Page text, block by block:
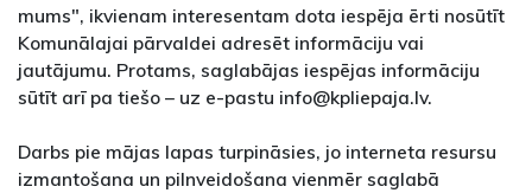
mums", ikvienam interesentam dota iespēja ērti nosūtīt
Komunālajai pārvaldei adresēt informāciju vai
jautājumu. Protams, saglabājas iespējas informāciju
sūtīt arī pa tiešo – uz e-pastu info@kpliepaja.lv.
Darbs pie mājas lapas turpināsies, jo interneta resursu
izmantošana un pilnveidošana vienmēr saglabā